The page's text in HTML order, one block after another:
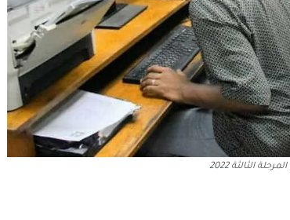
الثالثة 2022